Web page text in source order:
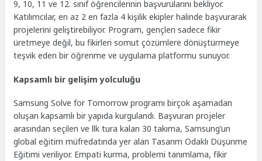
9, 10, 11 ve 12. sınıf öğrencilerinin başvurularını bekliyor.
Katılımcılar, en az 2 en fazla 4 kişilik ekipler halinde başvurarak
projelerini geliştirebiliyor. Program, gençleri sadece fikir
üretmeye değil, bu fikirleri somut çözümlere dönüştürmeye
teşvik eden bir öğrenme ve uygulama platformu sunuyor.
Kapsamlı bir gelişim yolculuğu
Samsung Solve for Tomorrow programı birçok aşamadan
oluşan kapsamlı bir yapıda kurgulandı. Başvuran projeler
arasından seçilen ve llk tura kalan 30 takıma, Samsung’un
global eğitim müfredatında yer alan Tasarım Odaklı Düşünme
Eğitimi veriliyor. Empati kurma, problemi tanımlama, fikir